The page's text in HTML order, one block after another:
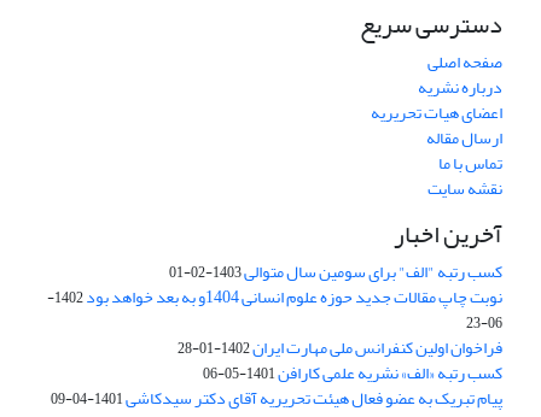
دسترسی سریع
صفحه اصلی
درباره نشریه
اعضای هیات تحریریه
ارسال مقاله
تماس با ما
نقشه سایت
آخرین اخبار
کسب رتبه "الف" برای سومین سال متوالی1403-02-01
نوبت چاپ مقالات جدید حوزه علوم انسانی 1404و به بعد خواهد بود
1402-
06-23
فراخوان اولین کنفرانس ملی مهارت ایران1402-01-28
کسب رتبه «الف» نشریه علمی کارافن1401-05-06
پیام تبریک به عضو فعال هیئت تحریریه آقای دکتر سیدکاشی1401-04-09